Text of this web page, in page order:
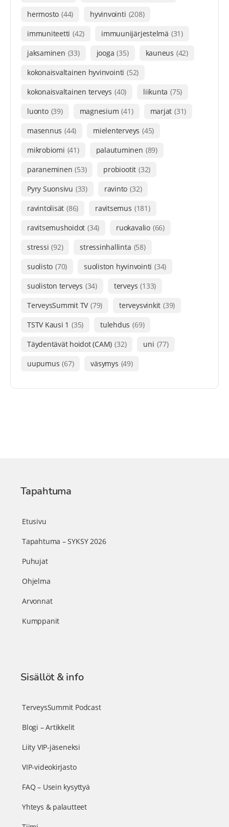
hermosto (44) hyvinvointi (208)
immuniteetti (42) immuunijärjestelmä (31)
jaksaminen (33) jooga (35) kauneus (42)
kokonaisvaltainen hyvinvointi (52)
kokonaisvaltainen terveys (40) liikunta (75)
luonto (39) magnesium (41) marjat (31)
masennus (44) mielenterveys (45)
mikrobiomi (41) palautuminen (89)
paraneminen (53) probiootit (32)
Pyry Suonsivu (33) ravinto (32)
ravintolisät (86) ravitsemus (181)
ravitsemushoidot (34) ruokavalio (66)
stressi (92) stressinhallinta (58)
suolisto (70) suoliston hyvinvointi (34)
suoliston terveys (34) terveys (133)
TerveysSummit TV (79) terveysvinkit (39)
TSTV Kausi 1 (35) tulehdus (69)
Täydentävät hoidot (CAM) (32) uni (77)
uupumus (67) väsymys (49)
Tapahtuma
Etusivu
Tapahtuma – SYKSY 2026
Puhujat
Ohjelma
Arvonnat
Kumppanit
Sisällöt & info
TerveysSummit Podcast
Blogi – Artikkelit
Liity VIP-jäseneksi
VIP-videokirjasto
FAQ – Usein kysyttyä
Yhteys & palautteet